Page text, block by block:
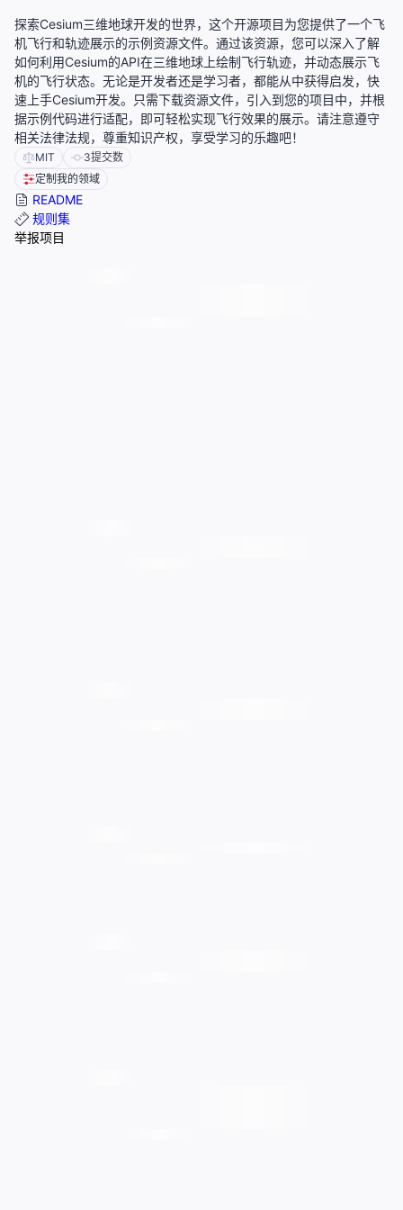
探索Cesium三维地球开发的世界，这个开源项目为您提供了一个飞
机飞行和轨迹展示的示例资源文件。通过该资源，您可以深入了解
如何利用Cesium的API在三维地球上绘制飞行轨迹，并动态展示飞
机的飞行状态。无论是开发者还是学习者，都能从中获得启发，快
速上手Cesium开发。只需下载资源文件，引入到您的项目中，并根
据示例代码进行适配，即可轻松实现飞行效果的展示。请注意遵守
相关法律法规，尊重知识产权，享受学习的乐趣吧！
MIT 3提交数
定制我的领域
README
规则集
举报项目